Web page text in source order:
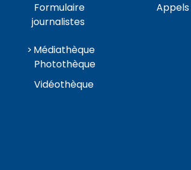
Formulaire
journalistes
Médiathèque
Photothèque
Vidéothèque
Appels